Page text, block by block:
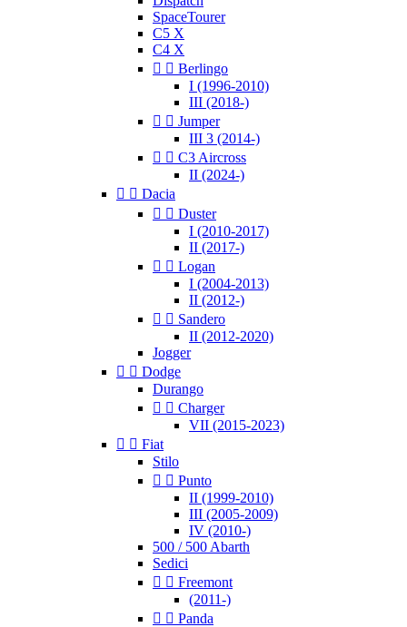
SpaceTourer
C5 X
C4 X
  Berlingo
I (1996-2010)
III (2018-)
  Jumper
III 3 (2014-)
  C3 Aircross
II (2024-)
  Dacia
  Duster
I (2010-2017)
II (2017-)
  Logan
I (2004-2013)
II (2012-)
  Sandero
II (2012-2020)
Jogger
  Dodge
Durango
  Charger
VII (2015-2023)
  Fiat
Stilo
  Punto
II (1999-2010)
III (2005-2009)
IV (2010-)
500 / 500 Abarth
Sedici
  Freemont
(2011-)
  Panda